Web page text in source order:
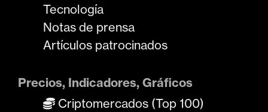
Tecnología
Notas de prensa
Artículos patrocinados
Precios, Indicadores, Gráficos
Criptomercados (Top 100)